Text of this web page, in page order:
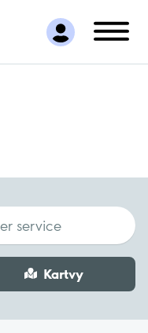
Kartvy